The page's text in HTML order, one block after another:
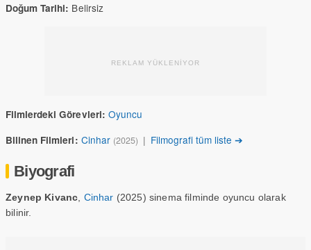
Doğum Tarihi: Belirsiz
REKLAM YÜKLENİYOR
Filmlerdeki Görevleri: Oyuncu
Bilinen Filmleri: Cinhar (2025) | Filmografi tüm liste ➔
Biyografi
Zeynep Kivanc Cinhar (2025) sinema filminde oyuncu olarak
bilinir.